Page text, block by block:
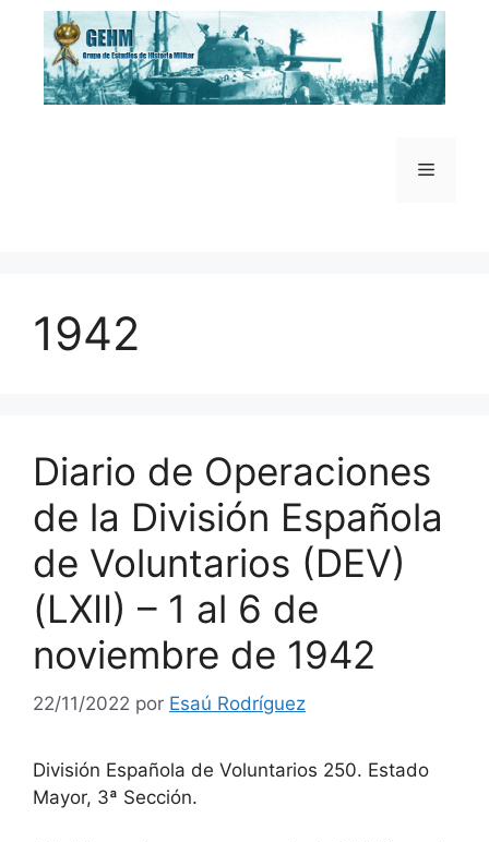
Saltar
contenido
Menú
1942
Diario de Operaciones
de la División Española
de Voluntarios (DEV)
(LXII) – 1 al 6 de
noviembre de 1942
22/11/2022 por Esaú Rodríguez
División Española de Voluntarios 250. Estado
Mayor, 3ª Sección.